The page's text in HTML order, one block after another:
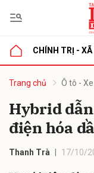
CHÍNH TRỊ - XÃ
Trang chủ Ô tô -
Hybrid
điện hóa
Thanh Trà 17/10/
luận